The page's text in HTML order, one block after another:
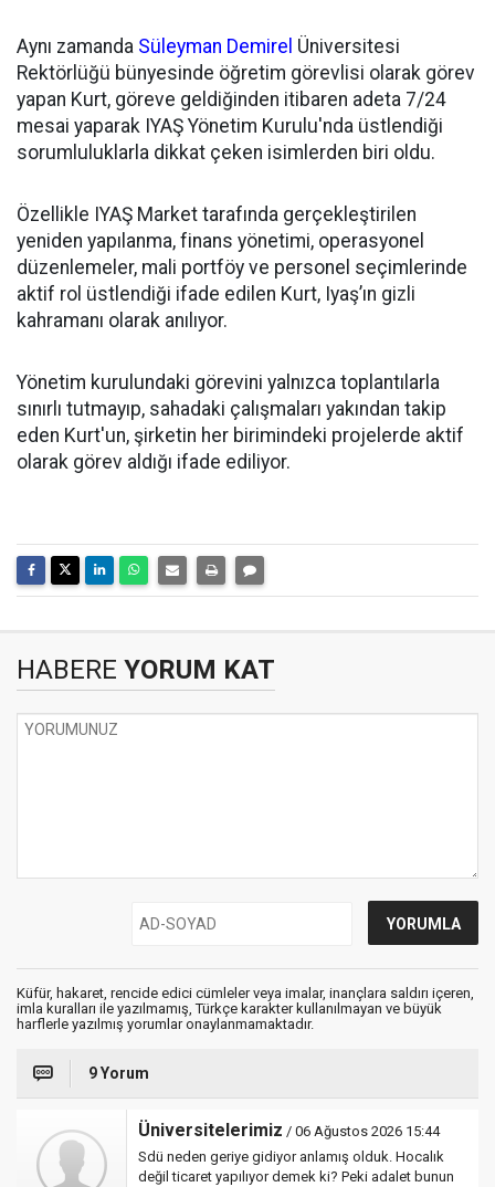
Aynı zamanda Süleyman Demirel Üniversitesi
Rektörlüğü bünyesinde öğretim görevlisi olarak görev
yapan Kurt, göreve geldiğinden itibaren adeta 7/24
mesai yaparak IYAŞ Yönetim Kurulu'nda üstlendiği
sorumluluklarla dikkat çeken isimlerden biri oldu.
Özellikle IYAŞ Market tarafında gerçekleştirilen
yeniden yapılanma, finans yönetimi, operasyonel
düzenlemeler, mali portföy ve personel seçimlerinde
aktif rol üstlendiği ifade edilen Kurt, Iyaş’ın gizli
kahramanı olarak anılıyor.
Yönetim kurulundaki görevini yalnızca toplantılarla
sınırlı tutmayıp, sahadaki çalışmaları yakından takip
eden Kurt'un, şirketin her birimindeki projelerde aktif
olarak görev aldığı ifade ediliyor.
HABERE YORUM KAT
Küfür, hakaret, rencide edici cümleler veya imalar, inançlara saldırı içeren,
imla kuralları ile yazılmamış, Türkçe karakter kullanılmayan ve büyük
harflerle yazılmış yorumlar onaylanmamaktadır.
9 Yorum
Üniversitelerimiz / 06 Ağustos 2026 15:44
Sdü neden geriye gidiyor anlamış olduk. Hocalık
değil ticaret yapılıyor demek ki? Peki adalet bunun